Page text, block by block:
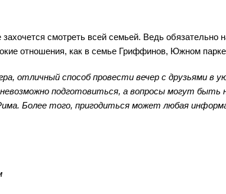
смотреть всей семьей. Ведь обязательно
отношения, как в семье Гриффинов, Южном
отличный способ провести вечер с друзьями в
подготовиться, а вопросы могут
Более того, пригодиться может любая